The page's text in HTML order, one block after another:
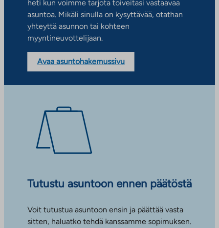
heti kun voimme tarjota toiveitasi vastaavaa
asuntoa. Mikäli sinulla on kysyttävää, otathan
yhteyttä asunnon tai kohteen
myyntineuvottelijaan.
Avaa asuntohakemussivu
Tutustu asuntoon ennen päätöstä
Voit tutustua asuntoon ensin ja päättää vasta
sitten, haluatko tehdä kanssamme sopimuksen.